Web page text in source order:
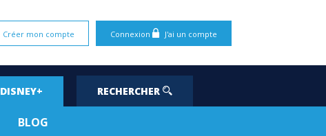
Connexion J'ai un compte
Créer mon compte
DISNEY+ RECHERCHER
BLOG